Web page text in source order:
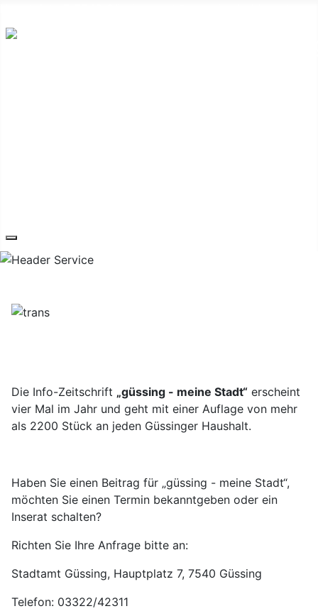
Die Info-Zeitschrift „güssing - meine Stadt“ erscheint
vier Mal im Jahr und geht mit einer Auflage von mehr
als 2200 Stück an jeden Güssinger Haushalt.
Haben Sie einen Beitrag für „güssing - meine Stadt“,
möchten Sie einen Termin bekanntgeben oder ein
Inserat schalten?
Richten Sie Ihre Anfrage bitte an:
Stadtamt Güssing, Hauptplatz 7, 7540 Güssing
Telefon: 03322/42311